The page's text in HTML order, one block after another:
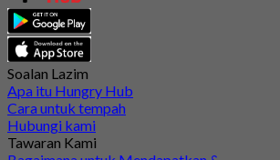
Soalan Lazim
Apa itu Hungry Hub
Cara untuk tempah
Hubungi kami
Tawaran Kami